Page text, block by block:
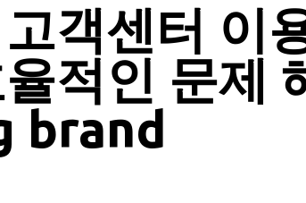
객센터 이
적인 문제
brand